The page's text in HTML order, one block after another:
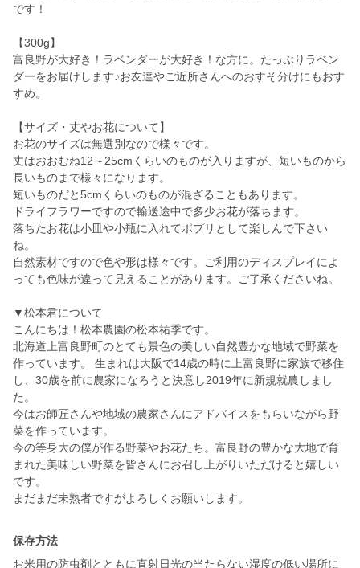
です！
【300g】
富良野が大好き！ラベンダーが大好き！な方に。たっぷりラベン
ダーをお届けします♪お友達やご近所さんへのおすそ分けにもおす
すめ。
【サイズ・丈やお花について】
お花のサイズは無選別なので様々です。
丈はおおむね12～25cmくらいのものが入りますが、短いものから
長いものまで様々になります。
短いものだと5cmくらいのものが混ざることもあります。
ドライフラワーですので輸送途中で多少お花が落ちます。
落ちたお花は小皿や小瓶に入れてポプリとして楽しんで下さい
ね。
自然素材ですので色や形は様々です。ご利用のディスプレイによ
っても色味が違って見えることがあります。ご了承くださいね。
▼松本君について
こんにちは！松本農園の松本祐季です。
北海道上富良野町のとても景色の美しい自然豊かな地域で野菜を
作っています。 生まれは大阪で14歳の時に上富良野に家族で移住
し、30歳を前に農家になろうと決意し2019年に新規就農しまし
た。
今はお師匠さんや地域の農家さんにアドバイスをもらいながら野
菜を作っています。
今の等身大の僕が作る野菜やお花たち。富良野の豊かな大地で育
まれた美味しい野菜を皆さんにお召し上がりいただけると嬉しい
です。
まだまだ未熟者ですがよろしくお願いします。
保存方法
お米用の防虫剤とともに直射日光の当たらない湿度の低い場所に